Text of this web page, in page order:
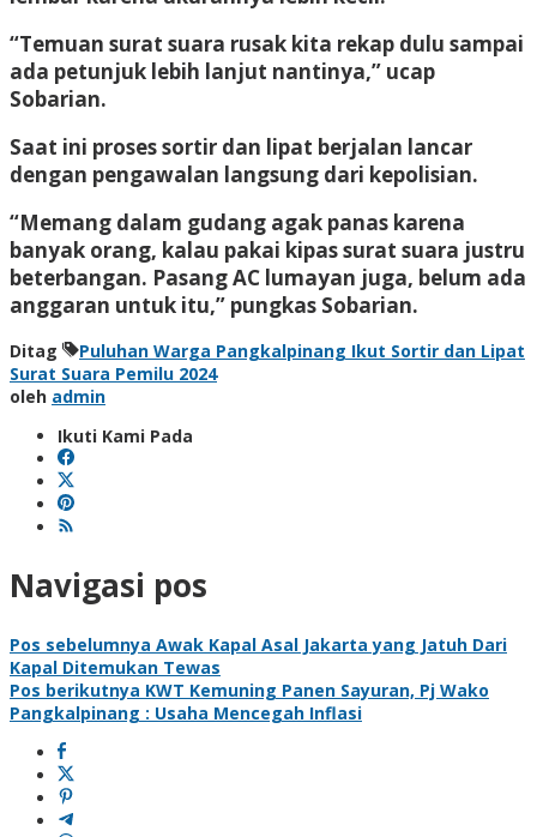
“Temuan surat suara rusak kita rekap dulu sampai
ada petunjuk lebih lanjut nantinya,” ucap
Sobarian.
Saat ini proses sortir dan lipat berjalan lancar
dengan pengawalan langsung dari kepolisian.
“Memang dalam gudang agak panas karena
banyak orang, kalau pakai kipas surat suara justru
beterbangan. Pasang AC lumayan juga, belum ada
anggaran untuk itu,” pungkas Sobarian.
Ditag
Puluhan Warga Pangkalpinang Ikut Sortir dan Lipat
Surat Suara Pemilu 2024
oleh admin
Ikuti Kami Pada
Navigasi pos
Pos sebelumnya Awak Kapal Asal Jakarta yang Jatuh Dari
Kapal Ditemukan Tewas
Pos berikutnya KWT Kemuning Panen Sayuran, Pj Wako
Pangkalpinang : Usaha Mencegah Inflasi